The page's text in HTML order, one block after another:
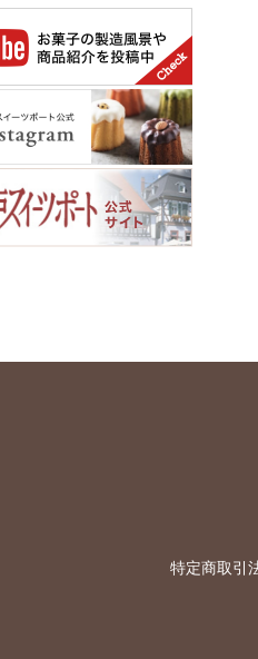
特定商取引